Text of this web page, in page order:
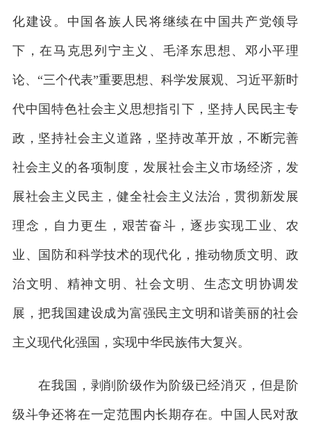
化建设。中国各族人民将继续在中国共产党领导
下，在马克思列宁主义、毛泽东思想、邓小平理
论、“三个代表”重要思想、科学发展观、习近平新时
代中国特色社会主义思想指引下，坚持人民民主专
政，坚持社会主义道路，坚持改革开放，不断完善
社会主义的各项制度，发展社会主义市场经济，发
展社会主义民主，健全社会主义法治，贯彻新发展
理念，自力更生，艰苦奋斗，逐步实现工业、农
业、国防和科学技术的现代化，推动物质文明、政
治文明、精神文明、社会文明、生态文明协调发
展，把我国建设成为富强民主文明和谐美丽的社会
主义现代化强国，实现中华民族伟大复兴。
在我国，剥削阶级作为阶级已经消灭，但是阶
级斗争还将在一定范围内长期存在。中国人民对敌